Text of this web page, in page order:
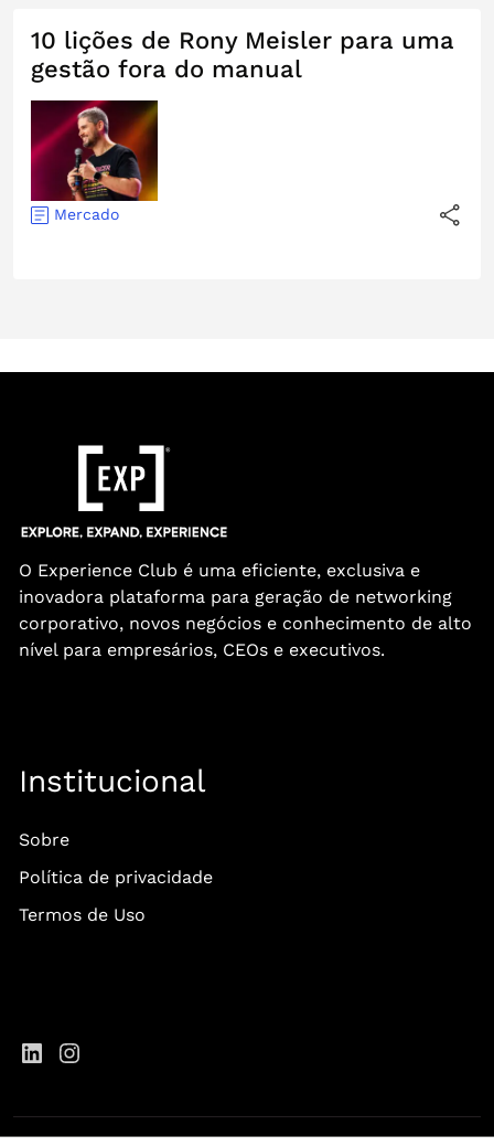
10 lições de Rony Meisler para uma
gestão fora do manual
Mercado
O Experience Club é uma eficiente, exclusiva e
inovadora plataforma para geração de networking
corporativo, novos negócios e conhecimento de alto
nível para empresários, CEOs e executivos.
Institucional
Sobre
Política de privacidade
Termos de Uso